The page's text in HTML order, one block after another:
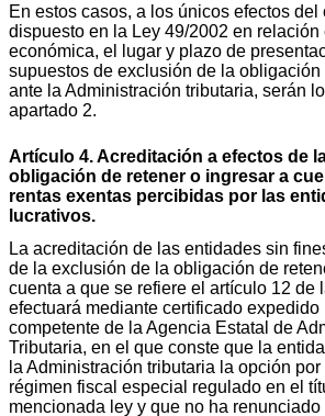
En estos casos, a los únicos efectos
dispuesto en la Ley 49/2002 en relación
económica, el lugar y plazo de
supuestos de exclusión de la
ante la Administración tributaria, serán
apartado 2.
Artículo 4. Acreditación a efectos de
obligación de retener o ingresar a
rentas exentas percibidas por las
lucrativos.
La acreditación de las entidades sin
de la exclusión de la obligación de
cuenta a que se refiere el artículo 12 de
efectuará mediante certificado expedido
competente de la Agencia Estatal de
Tributaria, en el que conste que la
la Administración tributaria la opción
régimen fiscal especial regulado en el
mencionada ley y que no ha renunciado